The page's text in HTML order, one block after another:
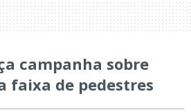
campanha sobre
faixa de pedestres